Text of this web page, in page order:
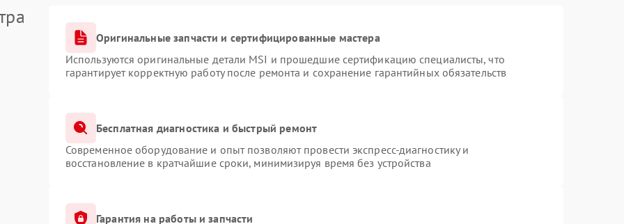
Оригинальные запчасти и сертифицированные мастера
Используются оригинальные детали MSI и прошедшие сертификацию специалисты, что
гарантирует корректную работу после ремонта и сохранение гарантийных обязательств
Бесплатная диагностика и быстрый ремонт
Современное оборудование и опыт позволяют провести экспресс-диагностику и
восстановление в кратчайшие сроки, минимизируя время без устройства
Гарантия на работы и запчасти